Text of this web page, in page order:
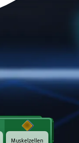
Muskelzellen